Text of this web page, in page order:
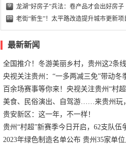
9 龙湖“好房子”兵法：卷产品才会出好房子
10 老街“新生”！太平路改造提升城市更新项
最新新闻
全国推介！冬游美丽乡村，贵州这2条
错过
央视关注贵州：“一多两减三免”带动冬
温
百余场赛事等你来！央视关注贵州“村
正式“打响”
美食、民俗演出、自驾游……来贵州玩
两减三免”！
贵安新区：这一年，不一样！
贵州“村超”新赛季今日开启，62支队伍
名额
2023年绿色制造名单公布 贵州35家单